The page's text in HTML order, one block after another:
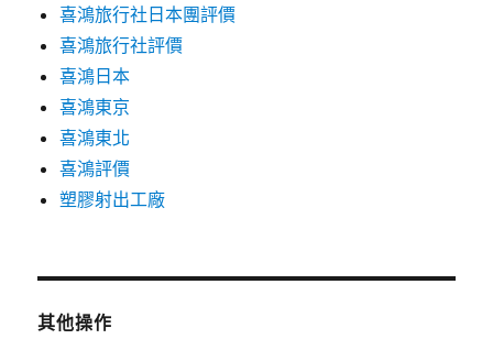
喜鴻旅行社日本團評價
喜鴻旅行社評價
喜鴻日本
喜鴻東京
喜鴻東北
喜鴻評價
塑膠射出工廠
其他操作